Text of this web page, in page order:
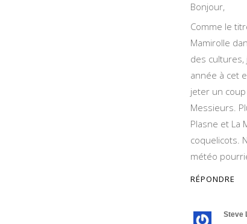
Bonjour,
Comme le
Mamirolle
des
année à cet
jeter un
Messieurs.
Plasne et La
coquelicots.
météo
RÉPONDRE
Steve